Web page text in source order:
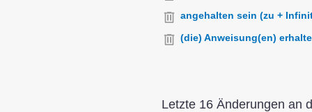
angehalten sein (zu +
(die) Anweisung(en)
Letzte 16 Änderungen an